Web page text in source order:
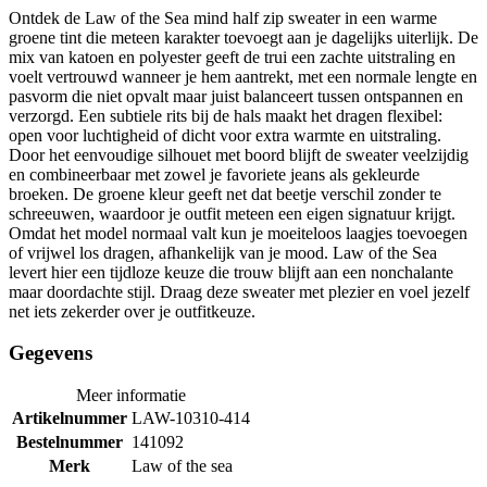
Ontdek de Law of the Sea mind half zip sweater in een warme
groene tint die meteen karakter toevoegt aan je dagelijks uiterlijk. De
mix van katoen en polyester geeft de trui een zachte uitstraling en
voelt vertrouwd wanneer je hem aantrekt, met een normale lengte en
pasvorm die niet opvalt maar juist balanceert tussen ontspannen en
verzorgd. Een subtiele rits bij de hals maakt het dragen flexibel:
open voor luchtigheid of dicht voor extra warmte en uitstraling.
Door het eenvoudige silhouet met boord blijft de sweater veelzijdig
en combineerbaar met zowel je favoriete jeans als gekleurde
broeken. De groene kleur geeft net dat beetje verschil zonder te
schreeuwen, waardoor je outfit meteen een eigen signatuur krijgt.
Omdat het model normaal valt kun je moeiteloos laagjes toevoegen
of vrijwel los dragen, afhankelijk van je mood. Law of the Sea
levert hier een tijdloze keuze die trouw blijft aan een nonchalante
maar doordachte stijl. Draag deze sweater met plezier en voel jezelf
net iets zekerder over je outfitkeuze.
Gegevens
Meer informatie
Artikelnummer LAW-10310-414
Bestelnummer 141092
Merk
Law of the sea